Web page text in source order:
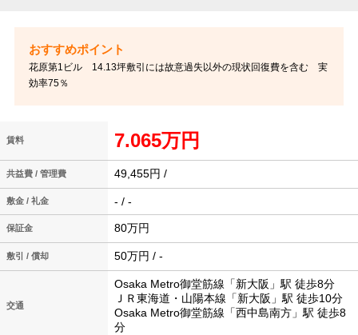
花原第1ビル 14.13坪敷引には故意過失以外の現状回復費を含む 実
効率75％
賃料 7.065万円
共益費 / 管理費 49,455円 /
敷金 / 礼金 - / -
保証金 80万円
敷引 / 償却 50万円 / -
交通
Osaka Metro御堂筋線「新大阪」駅 徒歩8分
ＪＲ東海道・山陽本線「新大阪」駅 徒歩10分
Osaka Metro御堂筋線「西中島南方」駅 徒歩8
分